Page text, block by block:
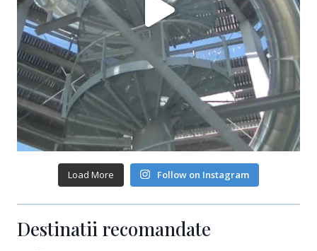
Load More Follow on Instagram
Destinatii recomandate